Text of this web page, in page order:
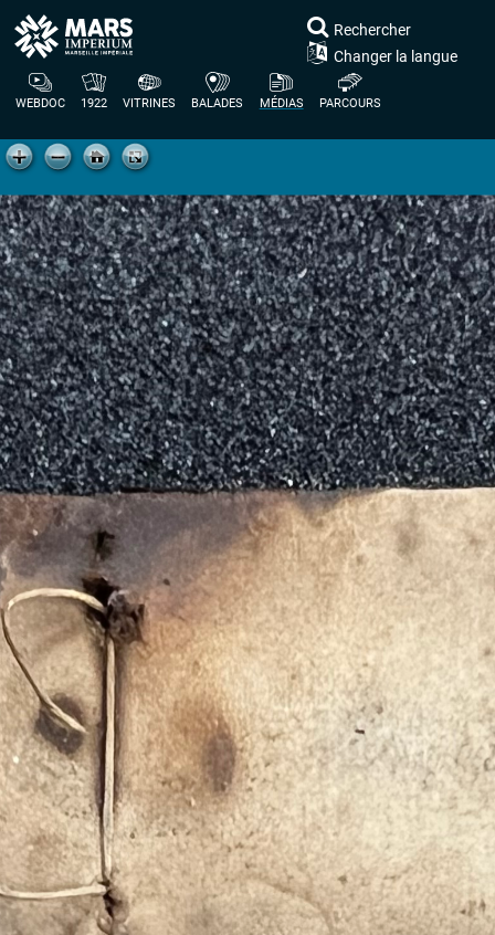
WEBDOC 1922 VITRINES BALADES MÉDIAS PARCOURS
Rechercher
Changer la langue